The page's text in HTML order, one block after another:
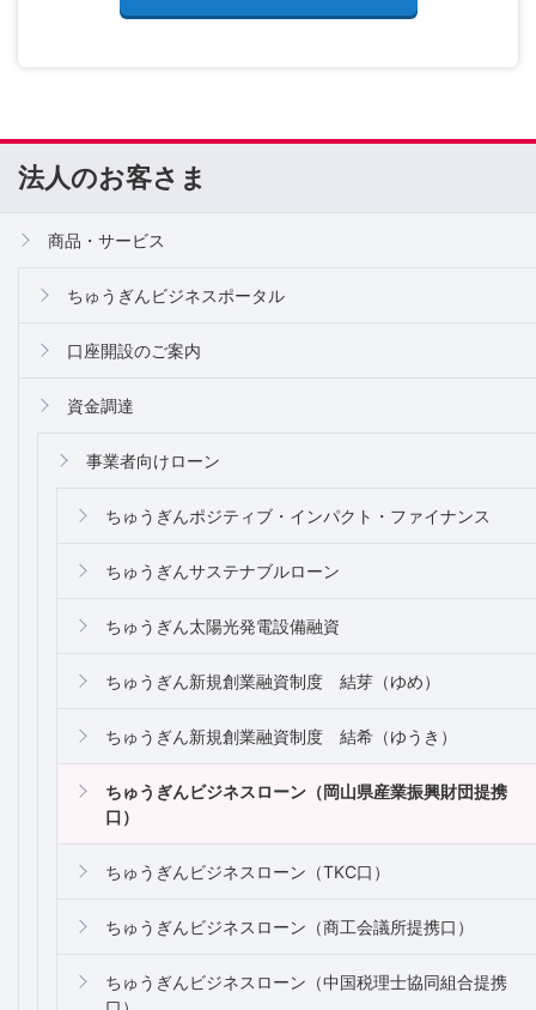
法人のお客さま
商品・サービス
ちゅうぎんビジネスポータル
口座開設のご案内
資金調達
事業者向けローン
ちゅうぎんポジティブ・インパクト・ファイナンス
ちゅうぎんサステナブルローン
ちゅうぎん太陽光発電設備融資
ちゅうぎん新規創業融資制度 結芽（ゆめ）
ちゅうぎん新規創業融資制度 結希（ゆうき）
ちゅうぎんビジネスローン（岡山県産業振興財団提携
口）
ちゅうぎんビジネスローン（TKC口）
ちゅうぎんビジネスローン（商工会議所提携口）
ちゅうぎんビジネスローン（中国税理士協同組合提携